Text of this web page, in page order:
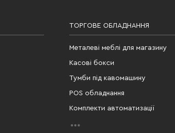
ТОРГОВЕ ОБЛАДНАННЯ
Металеві меблі для магазину
Касові бокси
Тумби під кавомашину
POS обладнання
Комплекти автоматизації